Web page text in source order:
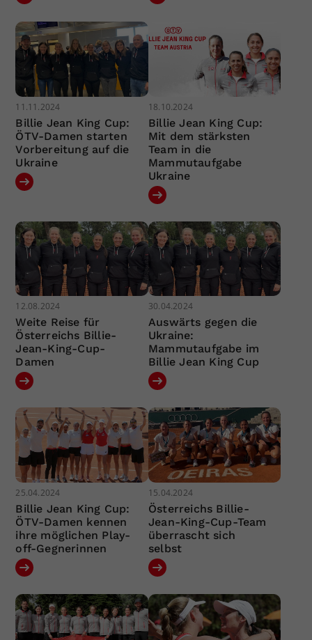
11.11.2024
Billie Jean King Cup:
ÖTV-Damen starten
Vorbereitung auf die
Ukraine
18.10.2024
Billie Jean King Cup:
Mit dem stärksten
Team in die
Mammutaufgabe
Ukraine
12.08.2024
Weite Reise für
Österreichs Billie-
Jean-King-Cup-
Damen
30.04.2024
Auswärts gegen die
Ukraine:
Mammutaufgabe im
Billie Jean King Cup
25.04.2024
Billie Jean King Cup:
ÖTV-Damen kennen
ihre möglichen Play-
off-Gegnerinnen
15.04.2024
Österreichs Billie-
Jean-King-Cup-Team
überrascht sich
selbst